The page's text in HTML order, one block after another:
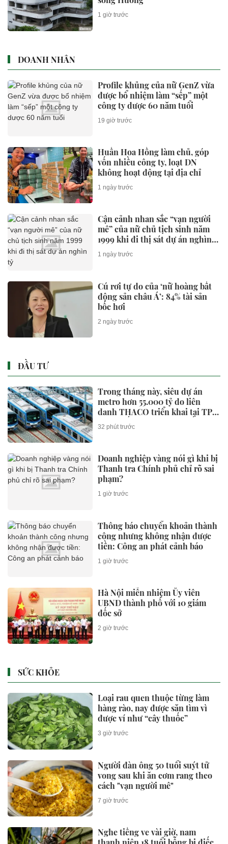
1 giờ trước
DOANH NHÂN
Profile khủng của nữ GenZ vừa
được bổ nhiệm làm “sếp” một
công ty dược 60 năm tuổi
19 giờ trước
Huấn Hoa Hồng làm chủ, góp
vốn nhiều công ty, loạt DN
không hoạt động tại địa chỉ
1 ngày trước
Cận cảnh nhan sắc “vạn người
mê” của nữ chủ tịch sinh năm
1999 khi đi thị sát dự án nghìn
tỷ1 ngày trước
Cú rơi tự do của ‘nữ hoàng bất
động sản châu Á’: 84% tài sản
bốc hơi
2 ngày trước
ĐẦU TƯ
Trong tháng này, siêu dự án
metro hơn 55.000 tỷ do liên
danh THACO triển khai tại TP
giàu nhất Việt Nam dự kiến đạt
cột mốc quan trọng
32 phút trước
Doanh nghiệp vàng nói gì khi bị
Thanh tra Chính phủ chỉ rõ sai
phạm?
1 giờ trước
Thông báo chuyển khoản thành
công nhưng không nhận được
tiền: Công an phát cảnh báo
1 giờ trước
Hà Nội miễn nhiệm Ủy viên
UBND thành phố với 10 giám
đốc sở
2 giờ trước
SỨC KHỎE
Loại rau quen thuộc từng làm
hàng rào, nay được săn tìm vì
được ví như “cây thuốc”
3 giờ trước
Người đàn ông 50 tuổi suýt tử
vong sau khi ăn cơm rang theo
cách "vạn người mê"
7 giờ trước
Nghe tiếng ve vài giờ, nam